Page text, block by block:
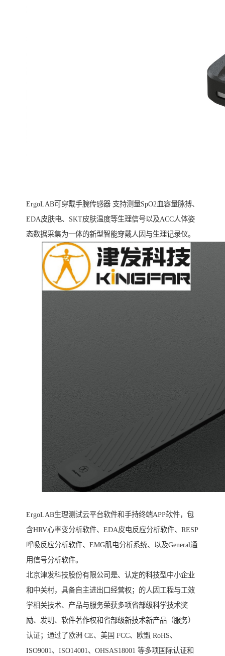
ErgoLAB可穿戴手腕传感器 支持测量SpO2血容量脉搏、
EDA皮肤电、SKT皮肤温度等生理信号以及ACC人体姿
态数据采集为一体的新型智能穿戴人因与生理记录仪。
ErgoLAB生理测试云平台软件和手持终端APP软件，包
含HRV心率变分析软件、EDA皮电反应分析软件、RESP
呼吸反应分析软件、EMG肌电分析系统、以及General通
用信号分析软件。
北京津发科技股份有限公司是、认定的科技型中小企业
和中关村，具备自主进出口经营权；的人因工程与工效
学相关技术、产品与服务荣获多项省部级科学技术奖
励、发明、软件著作权和省部级新技术新产品（服务）
认证；通过了欧洲 CE、美国 FCC、欧盟 RoHS、
ISO9001、ISO14001、OHSAS18001 等多项国际认证和